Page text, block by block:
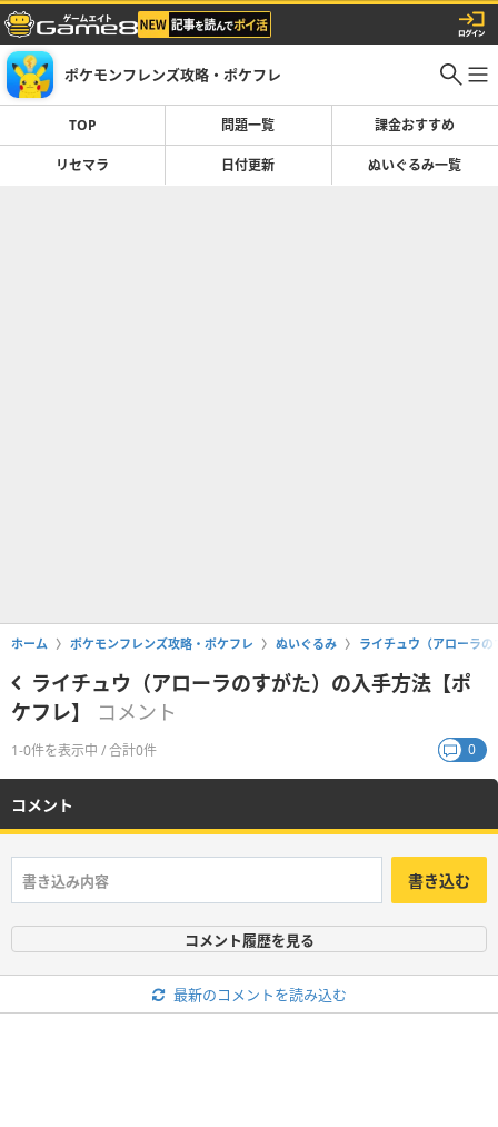
ポケモンフレンズ攻略・ポケフレ
TOP 問題一覧 課金おすすめ
リセマラ 日付更新 ぬいぐるみ一覧
ホーム ポケモンフレンズ攻略・ポケフレ ぬいぐるみ ライチュウ（アローラ
ライチュウ（アローラのすがた）の入手方法【ポ
ケフレ】
コメント
1-0件を表示中 / 合計0件 0
コメント
書き込む
コメント履歴を見る
最新のコメントを読み込む